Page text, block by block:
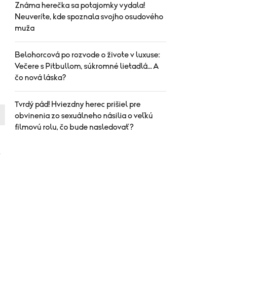
Známa herečka sa potajomky vydala!
Neuveríte, kde spoznala svojho osudového
muža
Belohorcová po rozvode o živote v luxuse:
Večere s Pitbullom, súkromné lietadlá... A
čo nová láska?
Tvrdý pád! Hviezdny herec prišiel pre
obvinenia zo sexuálneho násilia o veľkú
filmovú rolu, čo bude nasledovať?